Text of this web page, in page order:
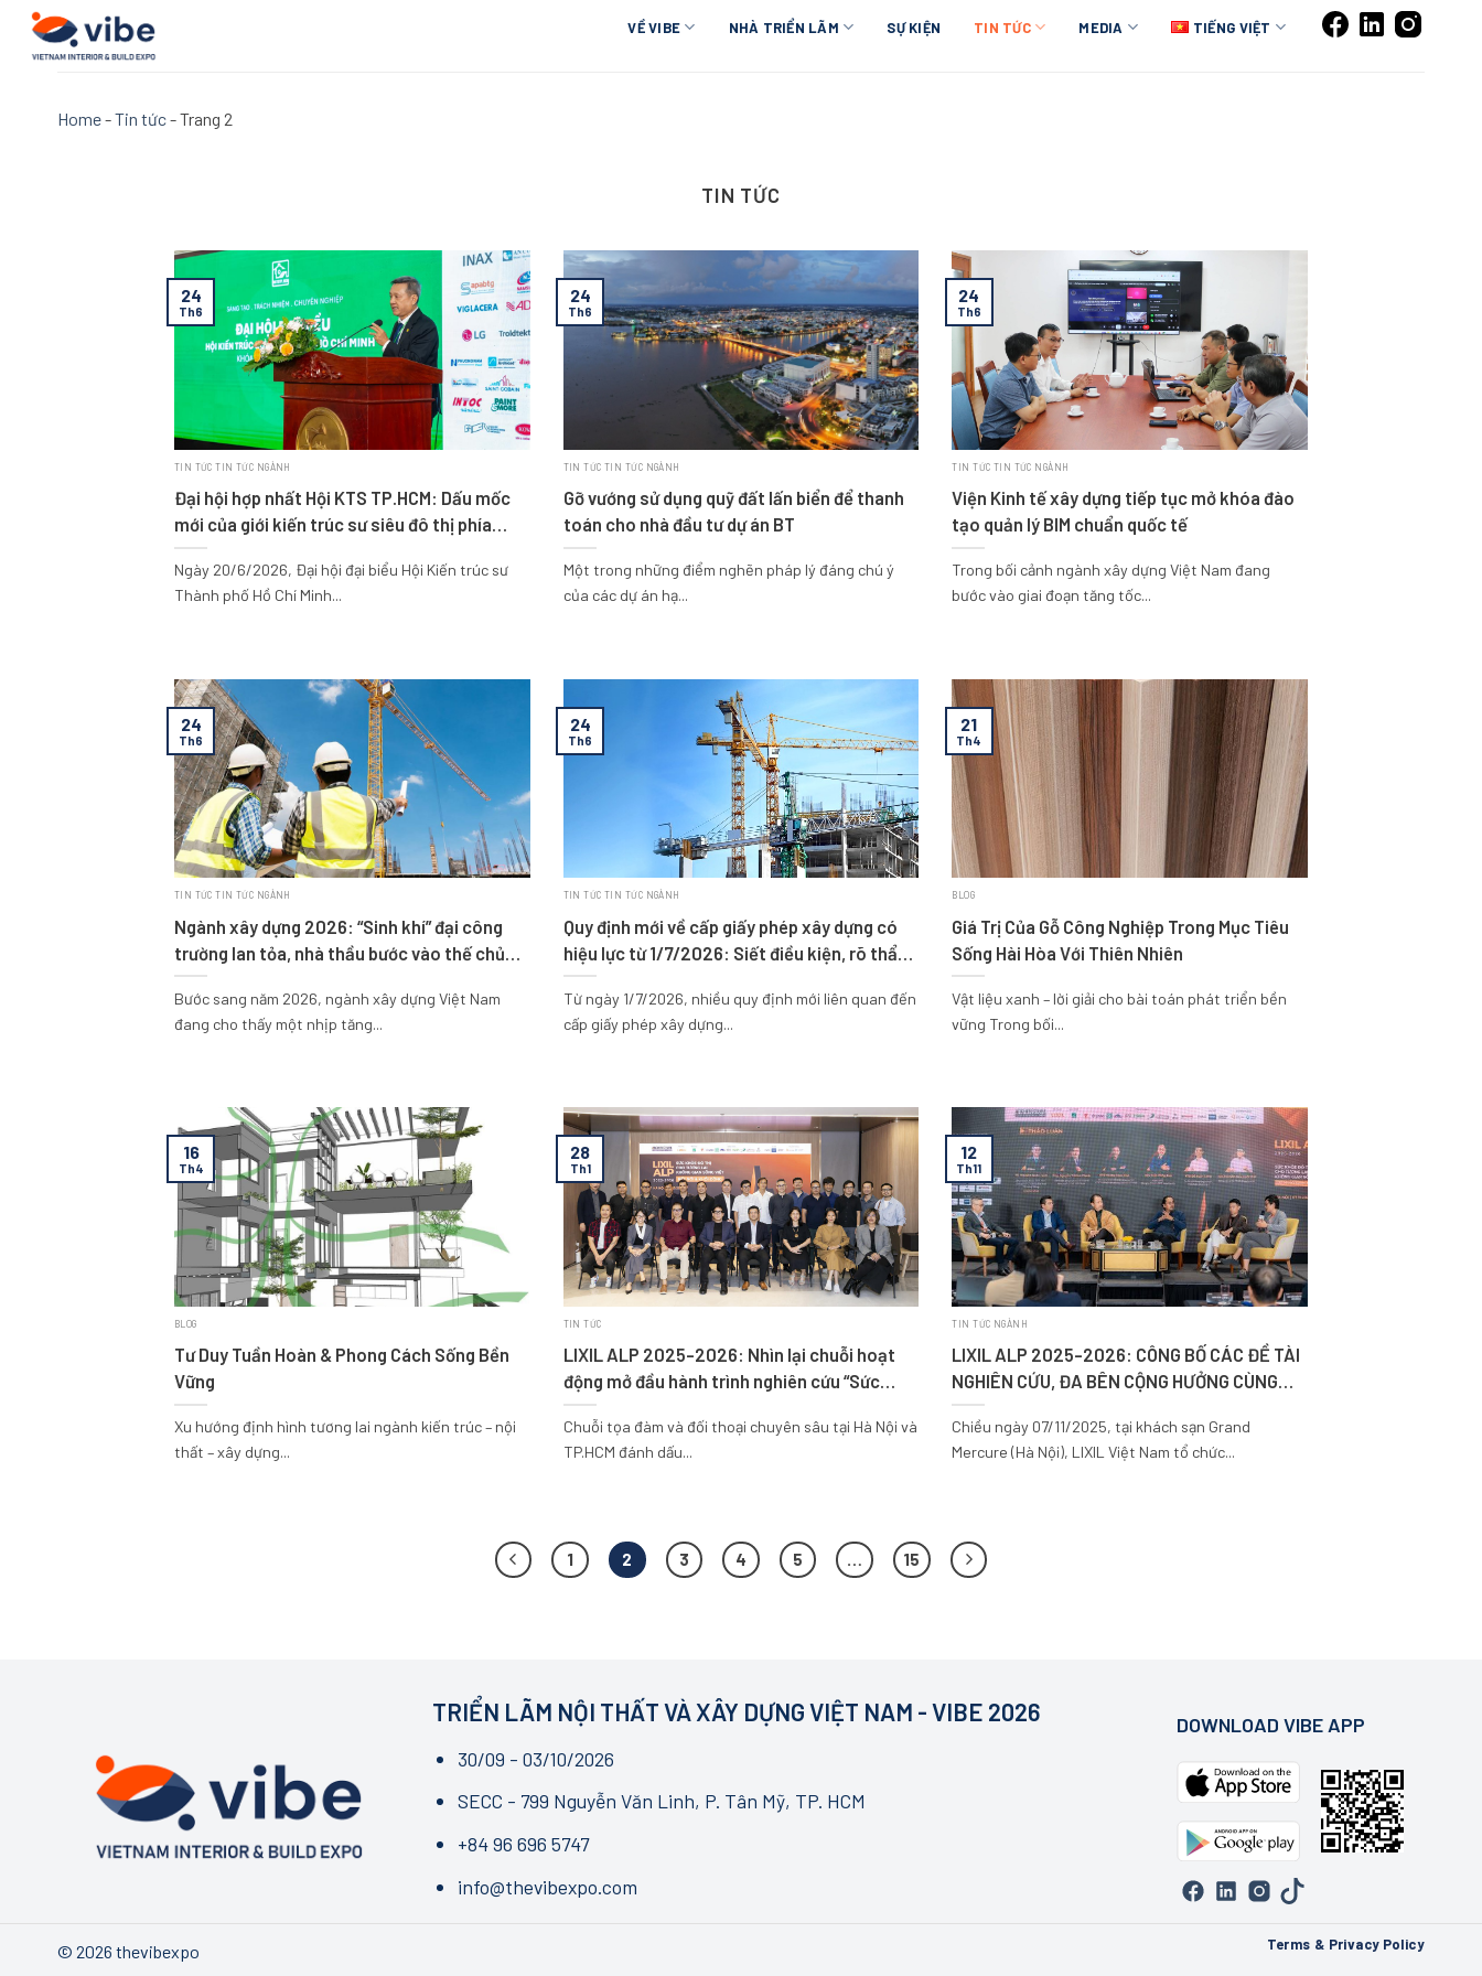
Skip
content
VỀ VIBE NHÀ TRIỂN LÃM SỰ KIỆN TIN TỨC MEDIA TIẾNG VIỆT
Home-Tin tức-Trang 2
TIN TỨC
TIN TỨC TIN TỨC NGÀNH
Đại hội hợp nhất Hội KTS TP.HCM: Dấu mốc
mới của giới kiến trúc sư siêu đô thị phía
Nam
Ngày 20/6/2026, Đại hội đại biểu Hội Kiến trúc sư
Thành phố Hồ Chí Minh...
24
Th6
TIN TỨC TIN TỨC NGÀNH
Gỡ vướng sử dụng quỹ đất lấn biển để thanh
toán cho nhà đầu tư dự án BT
Một trong những điểm nghẽn pháp lý đáng chú ý
của các dự án hạ...
24
Th6
TIN TỨC TIN TỨC NGÀNH
Viện Kinh tế xây dựng tiếp tục mở khóa đào
tạo quản lý BIM chuẩn quốc tế
Trong bối cảnh ngành xây dựng Việt Nam đang
bước vào giai đoạn tăng tốc...
24
Th6
TIN TỨC TIN TỨC NGÀNH
Ngành xây dựng 2026: “Sinh khí” đại công
trường lan tỏa, nhà thầu bước vào thế chủ
động
Bước sang năm 2026, ngành xây dựng Việt Nam
đang cho thấy một nhịp tăng...
24
Th6
TIN TỨC TIN TỨC NGÀNH
Quy định mới về cấp giấy phép xây dựng có
hiệu lực từ 1/7/2026: Siết điều kiện, rõ thẩm
quyền, tăng minh bạch trong quản lý xây
dựng
Từ ngày 1/7/2026, nhiều quy định mới liên quan đến
cấp giấy phép xây dựng...
24
Th6
BLOG
Giá Trị Của Gỗ Công Nghiệp Trong Mục Tiêu
Sống Hài Hòa Với Thiên Nhiên
Vật liệu xanh – lời giải cho bài toán phát triển bền
vững Trong bối...
21
Th4
BLOG
Tư Duy Tuần Hoàn & Phong Cách Sống Bền
Vững
Xu hướng định hình tương lai ngành kiến trúc – nội
thất – xây dựng...
16
Th4
TIN TỨC
LIXIL ALP 2025-2026: Nhìn lại chuỗi hoạt
động mở đầu hành trình nghiên cứu “Sức
khỏe Đô thị”
Chuỗi tọa đàm và đối thoại chuyên sâu tại Hà Nội và
TP.HCM đánh dấu...
28
Th1
TIN TỨC NGÀNH
LIXIL ALP 2025-2026: CÔNG BỐ CÁC ĐỀ TÀI
NGHIÊN CỨU, ĐA BÊN CỘNG HƯỞNG CÙNG
TÌM LỜI GIẢI CHO “SỨC KHỎE ĐÔ THỊ”
Chiều ngày 07/11/2025, tại khách sạn Grand
Mercure (Hà Nội), LIXIL Việt Nam tổ chức...
12
Th11
1 2 3 4 5 … 15
TRIỂN LÃM NỘI THẤT VÀ XÂY DỰNG VIỆT NAM - VIBE 2026
30/09 - 03/10/2026
SECC - 799 Nguyễn Văn Linh, P. Tân Mỹ, TP. HCM
+84 96 696 5747
info@thevibexpo.com
DOWNLOAD VIBE APP
© 2026 thevibexpo Terms & Privacy Policy